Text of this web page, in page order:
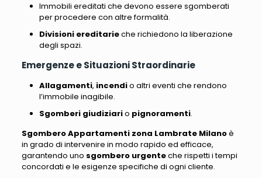
Immobili ereditati che devono essere sgomberati
per procedere con altre formalità.
Divisioni ereditarieche richiedono la liberazione
degli spazi.
Emergenze e Situazioni Straordinarie
Allagamenti, incendio altri eventi che rendono
l’immobile inagibile.
Sgomberi giudiziario pignoramenti.
Sgombero Appartamenti zona Lambrate Milanoè
in grado di intervenire in modo rapido ed efficace,
garantendo uno sgombero urgenteche rispetti i tempi
concordati e le esigenze specifiche di ogni cliente.